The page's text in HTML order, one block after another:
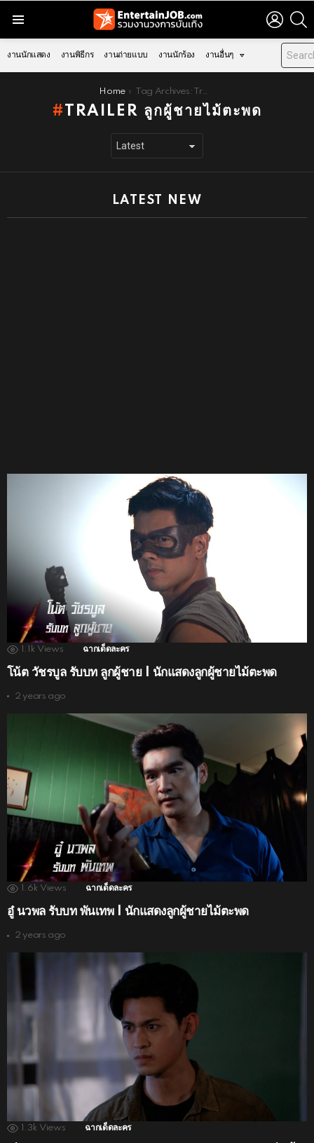
LOGIN
งานนักแสดง งานพิธีกร งานถ่ายแบบ งานนักร้อง งานอื่นๆ
Home Tag Archives: Trailer ลูกผู้ชายไม้ตะพด
TRAILER ลูกผู้ชายไม้ตะพด
LATEST NEW
1.1k Views ฉากเด็ดละคร
โน้ต วัชรบูล รับบท ลูกผู้ชาย | นักแสดงลูกผู้ชายไม้ตะพด
2 years ago
1.6k Views ฉากเด็ดละคร
อู๋ นวพล รับบท พันเทพ | นักแสดงลูกผู้ชายไม้ตะพด
2 years ago
1.3k Views ฉากเด็ดละคร